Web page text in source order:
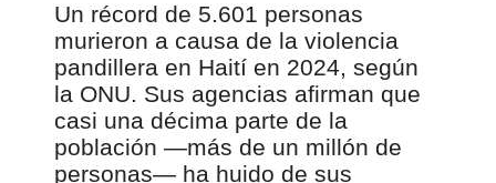
Un récord de 5.601 personas
murieron a causa de la violencia
pandillera en Haití en 2024, según
la ONU. Sus agencias afirman que
casi una décima parte de la
población —más de un millón de
personas— ha huido de sus